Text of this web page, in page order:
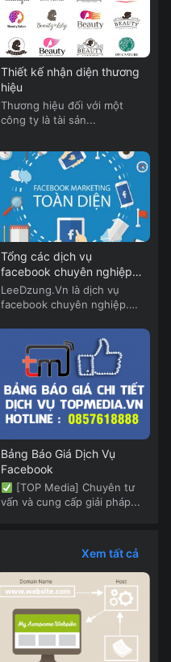
Thiết kế nhận diện thương
hiệu
Thương hiệu đối với một
công ty là tài sản...
Tổng các dịch vụ
facebook chuyên nghiệp
của Lee Dzung
LeeDzung.Vn là dịch vụ
facebook chuyên nghiệp.
Bảng Báo Giá Dịch Vụ
Facebook
[TOP Media] Chuyên tư
vấn và cung cấp giải pháp...
Xem tất cả